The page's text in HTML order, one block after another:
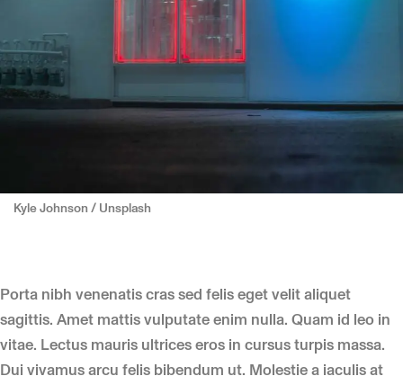
Kyle Johnson / Unsplash
Porta nibh venenatis cras sed felis eget velit aliquet
sagittis. Amet mattis vulputate enim nulla. Quam id leo in
vitae. Lectus mauris ultrices eros in cursus turpis massa.
Dui vivamus arcu felis bibendum ut. Molestie a iaculis at